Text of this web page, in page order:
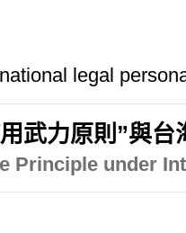
legal
武力原則”與台
Principle under